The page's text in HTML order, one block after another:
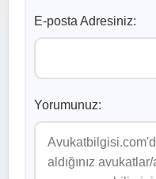
E-posta Adresiniz:
Yorumunuz: